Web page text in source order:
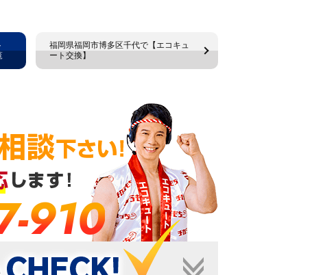
福岡県福岡市博多区千代で【エコキュ
ート交換】
910